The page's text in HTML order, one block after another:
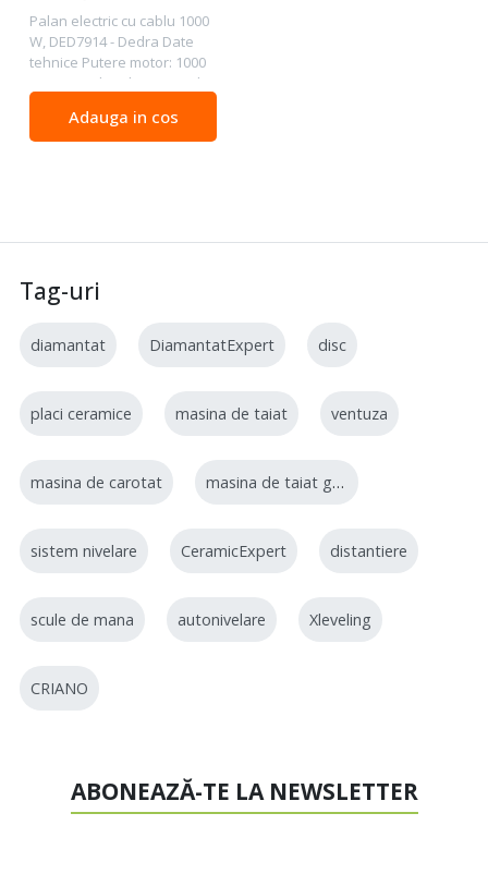
Palan electric cu cablu 1000
W, DED7914 - Dedra Date
tehnice Putere motor: 1000
W Putere de ridicare: 250 kg
m Greutate: 18 kg Descriere:
Electropalan pentru
Adauga in cos
Tag-uri
diamantat DiamantatExpert disc
placi ceramice masina de taiat ventuza
masina de carotat masina de taiat gresie
sistem nivelare CeramicExpert distantiere
scule de mana autonivelare Xleveling
CRIANO
ABONEAZĂ-TE LA NEWSLETTER